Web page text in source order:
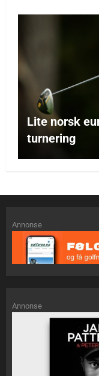
Lite norsk
turnering
Annonse
Annonse